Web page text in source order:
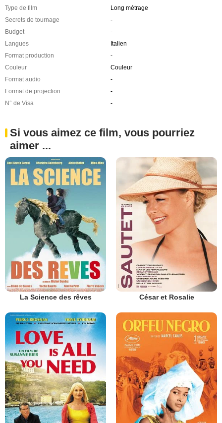
Type de film
Long métrage
Secrets de tournage
-
Budget
-
Langues
Italien
Format production
-
Couleur
Couleur
Format audio
-
Format de projection
-
N° de Visa
-
Si vous aimez ce film, vous pourriez
aimer ...
La Science des rêves César et Rosalie